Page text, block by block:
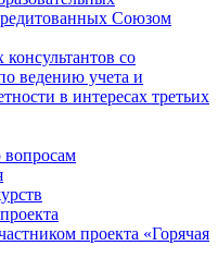
Союзом
со
ведению учета и
в интересах третьих
вопросам
проекта «Горячая